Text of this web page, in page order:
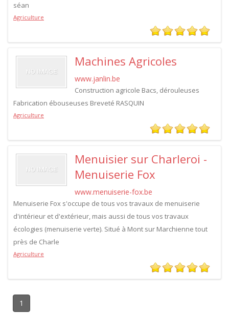
séan
Agriculture
Machines Agricoles
www.janlin.be
Construction agricole Bacs, dérouleuses
Fabrication ébouseuses Breveté RASQUIN
Agriculture
Menuisier sur Charleroi -
Menuiserie Fox
www.menuiserie-fox.be
Menuiserie Fox s'occupe de tous vos travaux de menuiserie
d'intérieur et d'extérieur, mais aussi de tous vos travaux
écologies (menuiserie verte). Situé à Mont sur Marchienne tout
près de Charle
Agriculture
1